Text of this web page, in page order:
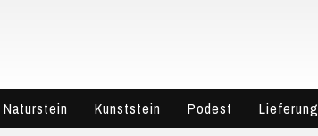
Naturstein Kunststein Podest Lieferung